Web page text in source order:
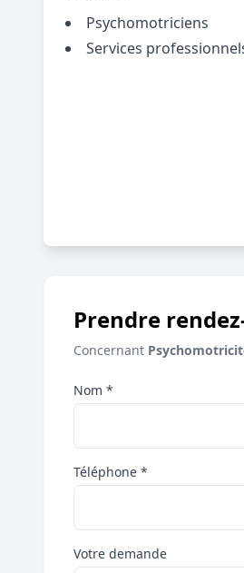
Psychomotriciens
Services
Prendre
Concernant
Nom *
Téléphone *
Votre demande